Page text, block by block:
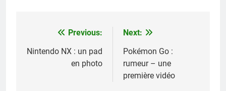
Navigation
de
Previous:
Nintendo NX : un pad
en photo
Next:
Pokémon Go :
rumeur – une
première vidéo